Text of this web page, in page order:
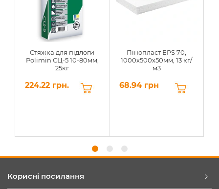
Стяжка для підлоги
Polimin СЦ-5 10-80мм,
25кг
224.22 грн.
Пінопласт EPS 70,
1000х500х50мм, 13 кг/
м3
68.94 грн
Корисні посилання